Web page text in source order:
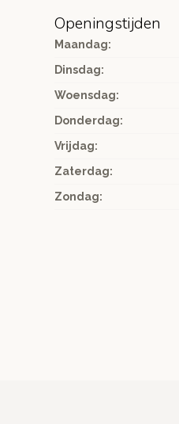
Openingstijden
Maandag:
Dinsdag:
Woensdag:
Donderdag:
Vrijdag:
Zaterdag:
Zondag: